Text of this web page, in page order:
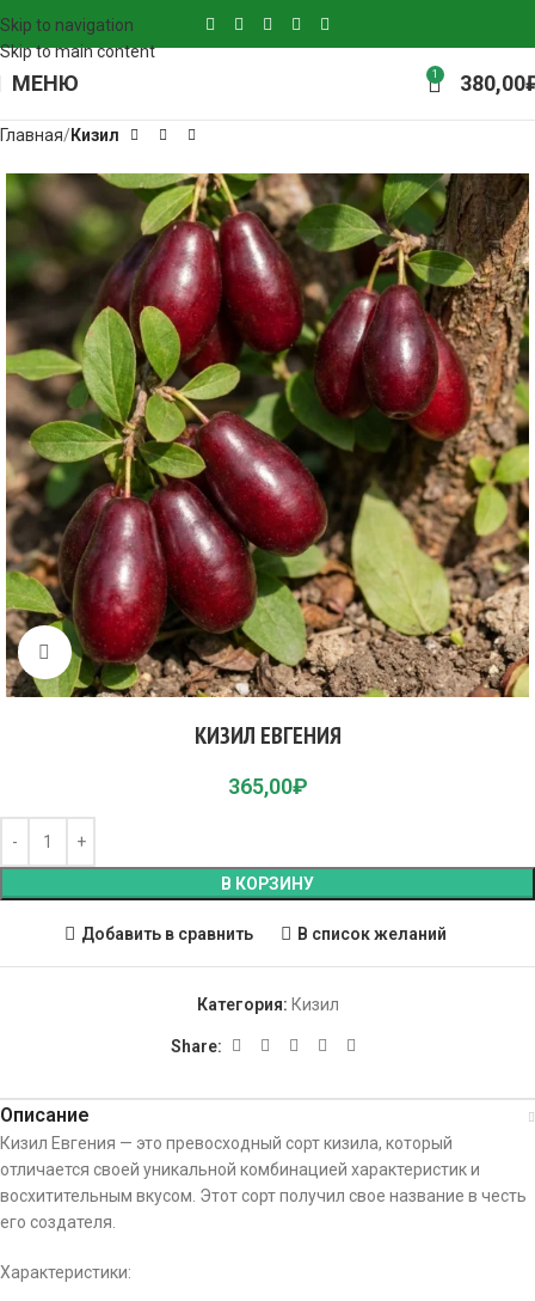
Skip to navigation
Skip to main content
МЕНЮ 1 380,00
Главная Кизил
Click to enlarge
КИЗИЛ ЕВГЕНИЯ
365,00₽
В КОРЗИНУ
Добавить в сравнить В список желаний
Категория: Кизил
Share:
Описание
Кизил Евгения — это превосходный сорт кизила, который
отличается своей уникальной комбинацией характеристик и
восхитительным вкусом. Этот сорт получил свое название в честь
его создателя.
Характеристики: